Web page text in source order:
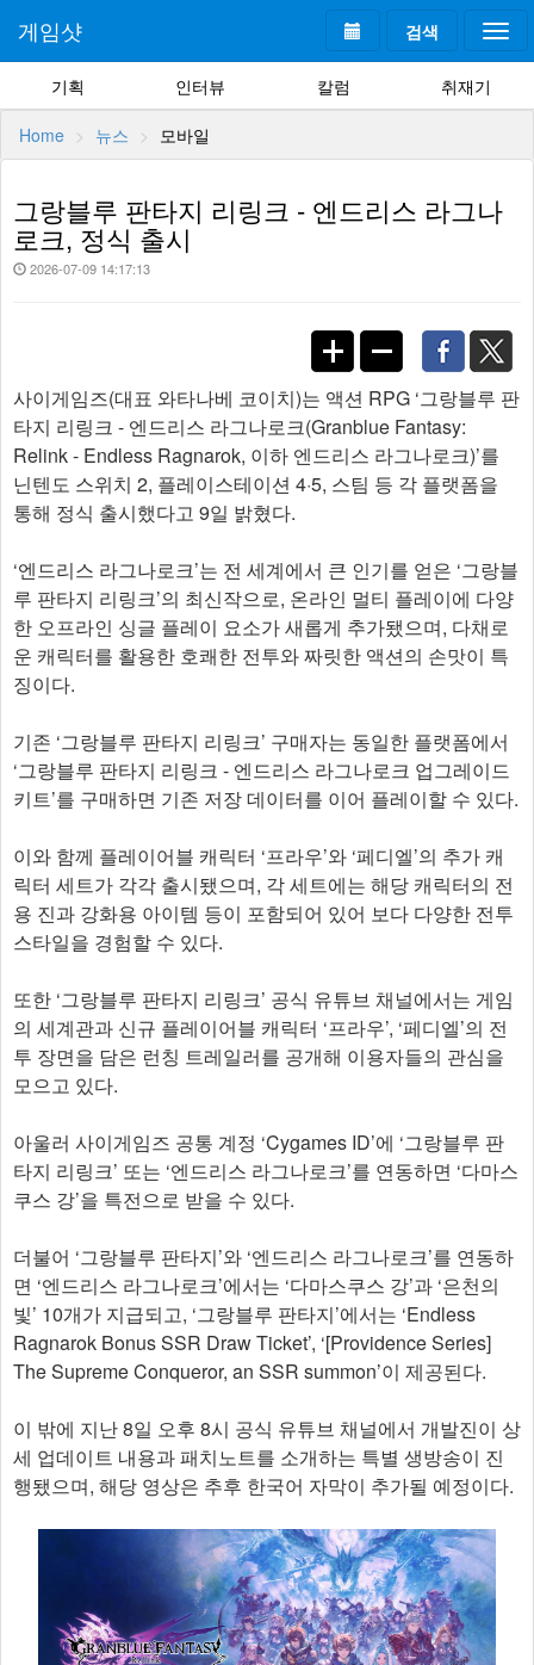
검색
게임샷
기획 인터뷰 칼럼 취재기
Home 뉴스 모바일
그랑블루 판타지 리링크 - 엔드리스 라그나
로크, 정식 출시
2026-07-09 14:17:13
사이게임즈(대표 와타나베 코이치)는 액션 RPG ‘그랑블루 판
타지 리링크 - 엔드리스 라그나로크(Granblue Fantasy:
Relink - Endless Ragnarok, 이하 엔드리스 라그나로크)’를
닌텐도 스위치 2, 플레이스테이션 4·5, 스팀 등 각 플랫폼을
통해 정식 출시했다고 9일 밝혔다.
‘엔드리스 라그나로크’는 전 세계에서 큰 인기를 얻은 ‘그랑블
루 판타지 리링크’의 최신작으로, 온라인 멀티 플레이에 다양
한 오프라인 싱글 플레이 요소가 새롭게 추가됐으며, 다채로
운 캐릭터를 활용한 호쾌한 전투와 짜릿한 액션의 손맛이 특
징이다.
기존 ‘그랑블루 판타지 리링크’ 구매자는 동일한 플랫폼에서
‘그랑블루 판타지 리링크 - 엔드리스 라그나로크 업그레이드
키트’를 구매하면 기존 저장 데이터를 이어 플레이할 수 있다.
이와 함께 플레이어블 캐릭터 ‘프라우’와 ‘페디엘’의 추가 캐
릭터 세트가 각각 출시됐으며, 각 세트에는 해당 캐릭터의 전
용 진과 강화용 아이템 등이 포함되어 있어 보다 다양한 전투
스타일을 경험할 수 있다.
또한 ‘그랑블루 판타지 리링크’ 공식 유튜브 채널에서는 게임
의 세계관과 신규 플레이어블 캐릭터 ‘프라우’, ‘페디엘’의 전
투 장면을 담은 런칭 트레일러를 공개해 이용자들의 관심을
모으고 있다.
아울러 사이게임즈 공통 계정 ‘Cygames ID’에 ‘그랑블루 판
타지 리링크’ 또는 ‘엔드리스 라그나로크’를 연동하면 ‘다마스
쿠스 강’을 특전으로 받을 수 있다.
더불어 ‘그랑블루 판타지’와 ‘엔드리스 라그나로크’를 연동하
면 ‘엔드리스 라그나로크’에서는 ‘다마스쿠스 강’과 ‘은천의
빛’ 10개가 지급되고, ‘그랑블루 판타지’에서는 ‘Endless
Ragnarok Bonus SSR Draw Ticket’, ‘[Providence Series]
The Supreme Conqueror, an SSR summon’이 제공된다.
이 밖에 지난 8일 오후 8시 공식 유튜브 채널에서 개발진이 상
세 업데이트 내용과 패치노트를 소개하는 특별 생방송이 진
행됐으며, 해당 영상은 추후 한국어 자막이 추가될 예정이다.​